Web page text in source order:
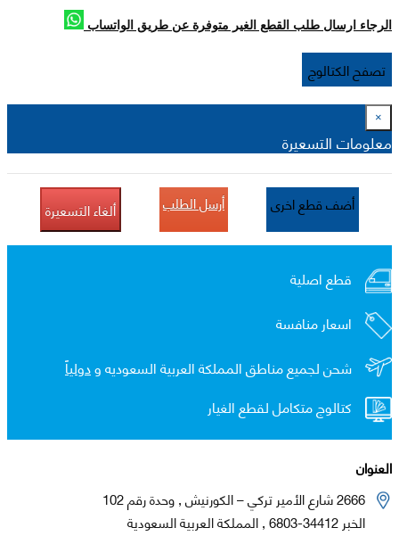
الرجاء ارسال طلب القطع الغير متوفرة عن طريق الواتساب
تصفح الكتالوج
×
معلومات التسعيرة
أضف قطع اخرى أرسل الطلب ألغاء التسعيرة
قطع اصلية
اسعار منافسة
شحن لجميع مناطق المملكة العربية السعوديه ودولياً
كتالوج متكامل لقطع الغيار
العنوان
2666 شارع الأمير تركي – الكورنيش , وحدة رقم 102
الخبر 34412-6803 , المملكة العربية السعودية